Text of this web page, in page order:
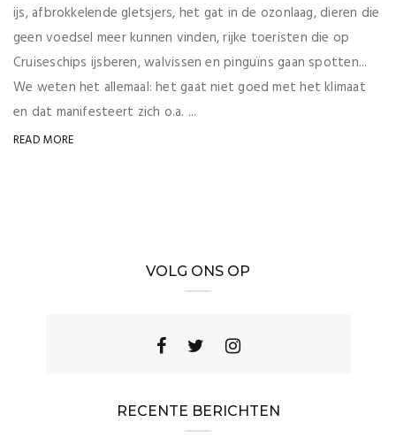
ijs, afbrokkelende gletsjers, het gat in de ozonlaag, dieren die
geen voedsel meer kunnen vinden, rijke toeristen die op
Cruiseschips ijsberen, walvissen en pinguïns gaan spotten...
We weten het allemaal: het gaat niet goed met het klimaat
en dat manifesteert zich o.a. ...
READ MORE
VOLG ONS OP
RECENTE BERICHTEN